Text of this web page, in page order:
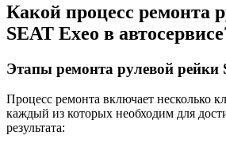
Какой процесс ремонта
SEAT Exeo в
Этапы ремонта рулевой рейки
Процесс ремонта включает несколько
каждый из которых необходим для
результата: